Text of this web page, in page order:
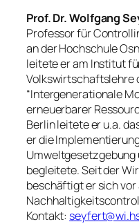
Prof. Dr. Wolfgang
Professor für
an der Hochschule
leitete er am Institut
Volkswirtschaftslehre
“Intergenerationale
erneuerbarer
Berlin leitete er u.a.
er die
Umweltgesetzgebung
begleitete. Seit der
beschäftigt er sich
Kontakt: